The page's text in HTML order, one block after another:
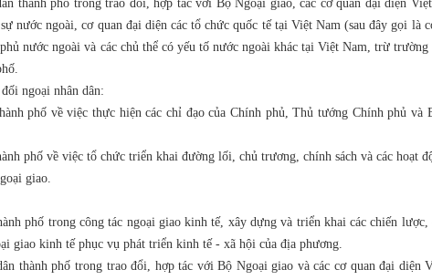
thành phố trong trao đổi, hợp tác với Bộ Ngoại giao, các cơ quan đại diện
nước ngoài, cơ quan đại diện các tổ chức quốc tế tại Việt Nam (sau đây gọi là
nước ngoài và các chủ thể có yếu tố nước ngoài khác tại Việt Nam, trừ trường
ngoại nhân dân:
phố về việc thực hiện các chỉ đạo của Chính phủ, Thủ tướng Chính phủ và
phố về việc tổ chức triển khai đường lối, chủ trương, chính sách và các hoạt
giao.
phố trong công tác ngoại giao kinh tế, xây dựng và triển khai các chiến
giao kinh tế phục vụ phát triển kinh tế - xã hội của địa phương.
thành phố trong trao đổi, hợp tác với Bộ Ngoại giao và các cơ quan đại diện